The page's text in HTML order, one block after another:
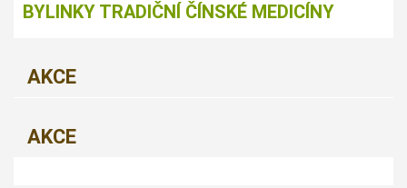
BYLINKY TRADIČNÍ ČÍNSKÉ MEDICÍNY
AKCE
AKCE